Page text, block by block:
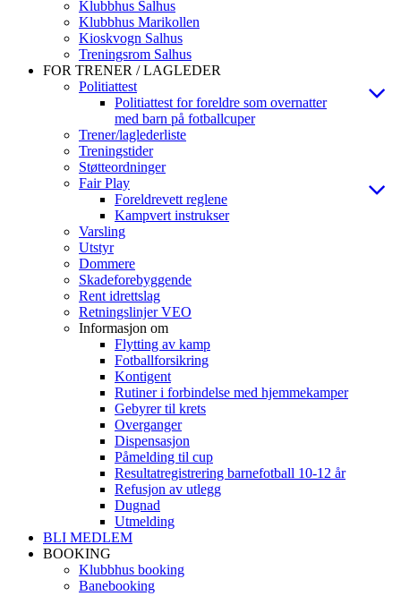
Klubbhus Salhus
Klubbhus Marikollen
Kioskvogn Salhus
Treningsrom Salhus
FOR TRENER / LAGLEDER
Politiattest
Politiattest for foreldre som overnatter
med barn på fotballcuper
Trener/laglederliste
Treningstider
Støtteordninger
Fair Play
Foreldrevett reglene
Kampvert instrukser
Varsling
Utstyr
Dommere
Skadeforebyggende
Rent idrettslag
Retningslinjer VEO
Informasjon om
Flytting av kamp
Fotballforsikring
Kontigent
Rutiner i forbindelse med hjemmekamper
Gebyrer til krets
Overganger
Dispensasjon
Påmelding til cup
Resultatregistrering barnefotball 10-12 år
Refusjon av utlegg
Dugnad
Utmelding
BLI MEDLEM
BOOKING
Klubbhus booking
Banebooking